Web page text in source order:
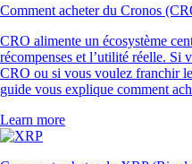
Comment acheter du Cronos
CRO alimente un écosystème
récompenses et l’utilité réelle. Si
CRO ou si vous voulez franchir
guide vous explique comment
Learn more